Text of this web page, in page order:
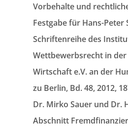
Vorbehalte und
Festgabe für Hans-Peter
Schriftenreihe des
Wettbewerbsrecht in
Wirtschaft e.V. an der
zu Berlin, Bd. 48, 2012,
Dr. Mirko Sauer und Dr.
Abschnitt